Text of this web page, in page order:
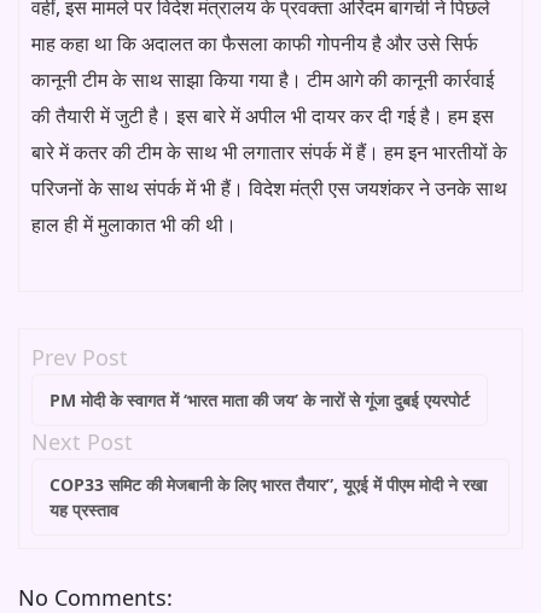
वहीं, इस मामले पर विदेश मंत्रालय के प्रवक्ता अरिंदम बागची ने पिछले
माह कहा था कि अदालत का फैसला काफी गोपनीय है और उसे सिर्फ
कानूनी टीम के साथ साझा किया गया है। टीम आगे की कानूनी कार्रवाई
की तैयारी में जुटी है। इस बारे में अपील भी दायर कर दी गई है। हम इस
बारे में कतर की टीम के साथ भी लगातार संपर्क में हैं। हम इन भारतीयों के
परिजनों के साथ संपर्क में भी हैं। विदेश मंत्री एस जयशंकर ने उनके साथ
हाल ही में मुलाकात भी की थी।
Prev Post
PM मोदी के स्वागत में ‘भारत माता की जय’ के नारों से गूंजा दुबई एयरपोर्ट
Next Post
COP33 समिट की मेजबानी के लिए भारत तैयार”, यूएई में पीएम मोदी ने रखा
यह प्रस्ताव
No Comments: